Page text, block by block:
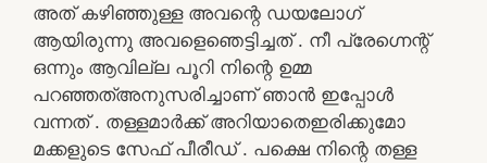
അത് കഴിഞ്ഞുള്ള അവന്റെ ഡയലോഗ്
ആയിരുന്നു അവളെഞെട്ടിച്ചത് . നീ പ്രേഗ്നെന്റ്
ഒന്നും ആവില്ല പൂറി നിന്റെ ഉമ്മ
പറഞ്ഞത്അനുസരിച്ചാണ് ഞാൻ ഇപ്പോൾ
വന്നത് . തള്ളമാർക്ക് അറിയാതെഇരിക്കുമോ
മക്കളുടെ സേഫ് പീരീഡ് . പക്ഷെ നിന്റെ തള്ള